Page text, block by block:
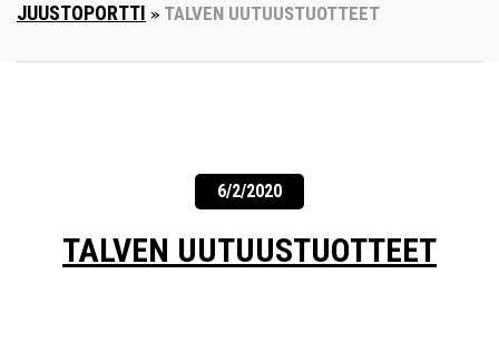
JUUSTOPORTTI » TALVEN UUTUUSTUOTTEET
6/2/2020
TALVEN UUTUUSTUOTTEET